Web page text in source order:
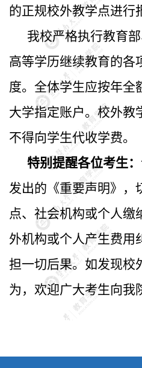
的正规校外教学点进行
我校严格执行教育部
高等学历继续教育的各
度。 全体学生应按年全
大学指定账户。校外教
不得向学生代收学费。
特别提醒各位考生：
发出的《重要声明》，
点、 社会机构或个人缴
外机构或个人产生费用
担一切后果。如发现校
为，欢迎广大考生向我